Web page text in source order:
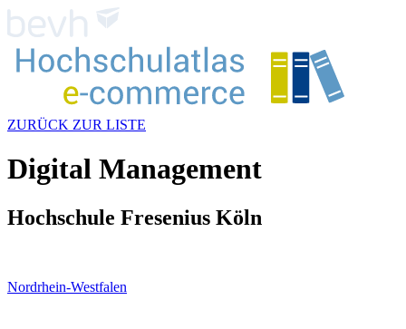
ZURÜCK ZUR LISTE
Digital Management
Hochschule Fresenius Köln
Nordrhein-Westfalen